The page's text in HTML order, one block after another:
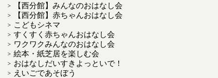
【西分館】みんなのおはなし会
【西分館】赤ちゃんおはなし会
こどもシネマ
すくすく赤ちゃんおはなし会
ワクワクみんなのおはなし会
絵本・紙芝居を楽しむ会
おはなしだいすきよっといで！
えいごであそぼう